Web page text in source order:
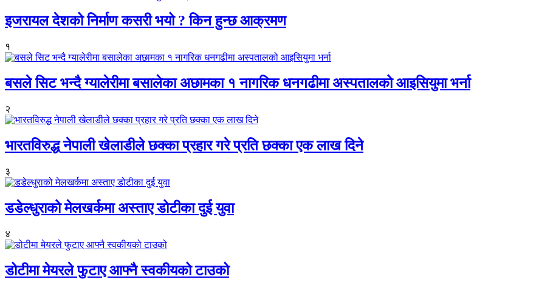
इजरायल देशको निर्माण कसरी भयो ? किन हुन्छ आक्रमण
१
बसले सिट भन्दै ग्यालेरीमा बसालेका अछामका १ नागरिक धनगढीमा अस्पतालको आइसियुमा भर्ना
२
भारतविरुद्ध नेपाली खेलाडीले छक्का प्रहार गरे प्रति छक्का एक लाख दिने
३
डडेल्धुराको मेलखर्कमा अस्ताए डोटीका दुई युवा
४
डोटीमा मेयरले फुटाए आफ्नै स्वकीयको टाउको